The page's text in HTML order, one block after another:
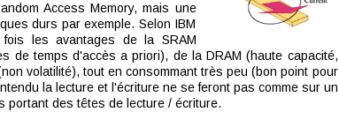
Access Memory, mais une
durs par exemple. Selon IBM
les avantages de la SRAM
de temps d'accès a priori), de la DRAM (haute capacité,
volatilité), tout en consommant très peu (bon point pour
la lecture et l'écriture ne se feront pas comme sur un
portant des têtes de lecture / écriture.